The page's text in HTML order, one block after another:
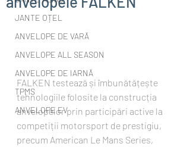
JANTE OȚEL
ANVELOPE DE VARĂ
ANVELOPE ALL SEASON
ANVELOPE DE IARNĂ
TPMS
ANVELOPE EV
FALKEN testează și îmbunătățește
tehnologiile folosite la construcția
anvelopelor prin participări active la
competiții motorsport de prestigiu,
precum American Le Mans Series,